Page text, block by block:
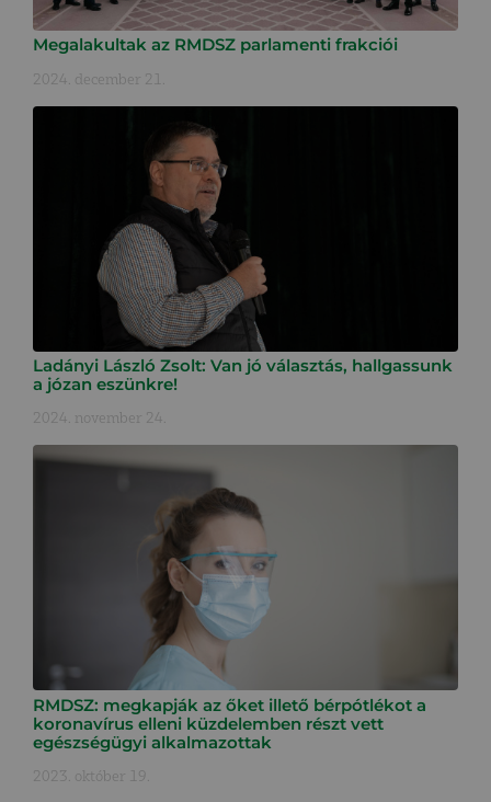
Megalakultak az RMDSZ parlamenti frakciói
2024. december 21.
Ladányi László Zsolt: Van jó választás, hallgassunk
a józan eszünkre!
2024. november 24.
RMDSZ: megkapják az őket illető bérpótlékot a
koronavírus elleni küzdelemben részt vett
egészségügyi alkalmazottak
2023. október 19.